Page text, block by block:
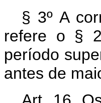
§ 3º A
refere o §
período
antes de